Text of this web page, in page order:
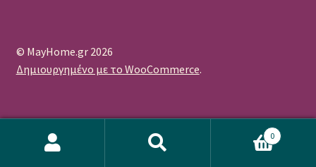
© MayHome.gr 2026
Δημιουργημένο με το WooCommerce.
Αναζήτηση
Αναζήτηση
0